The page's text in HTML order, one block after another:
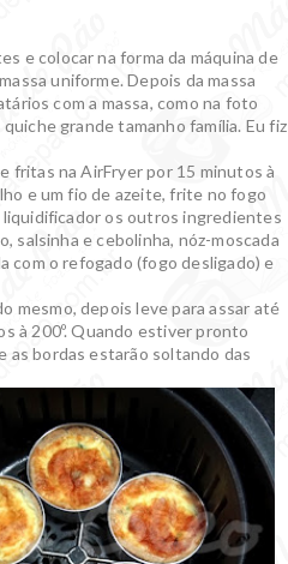
e colocar na forma da máquina de
uniforme. Depois da massa
com a massa, como na foto
grande tamanho família. Eu fiz
fritas na AirFryer por 15 minutos à
e um fio de azeite, frite no fogo
liquidificador os outros ingredientes
salsinha e cebolinha, nóz-moscada
com o refogado (fogo desligado) e
mesmo, depois leve para assar até
à 200º. Quando estiver pronto
as bordas estarão soltando das